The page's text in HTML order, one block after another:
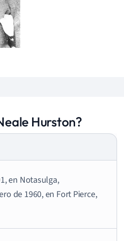
Hurston?
en Notasulga,
de 1960, en Fort Pierce,